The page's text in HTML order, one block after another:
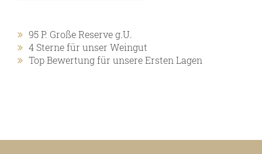
Online Shop
Bezugsquellen
95 P. Große Reserve g.U.
4 Sterne für unser Weingut
Top Bewertung für unsere Ersten Lagen